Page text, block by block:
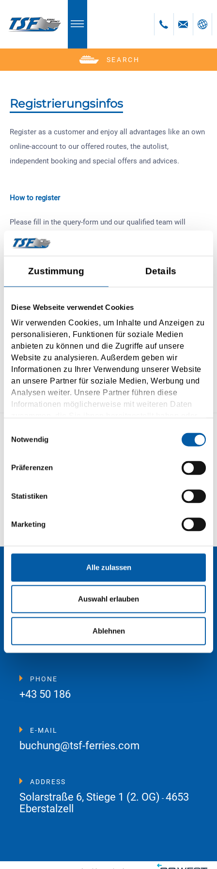
Zustimmung Details
Diese Webseite verwendet Cookies
Wir verwenden Cookies, um Inhalte und Anzeigen zu
personalisieren, Funktionen für soziale Medien
anbieten zu können und die Zugriffe auf unsere
Website zu analysieren. Außerdem geben wir
Informationen zu Ihrer Verwendung unserer Website
an unsere Partner für soziale Medien, Werbung und
Analysen weiter. Unsere Partner führen diese
Informationen möglicherweise mit weiteren Daten
gesammelt haben.
Notwendig
Präferenzen
Statistiken
Marketing
Alle zulassen
Auswahl erlauben
Ablehnen
SEARCH
Registrierungsinfos
Register as a customer and enjoy all advantages like an own
online-account to our offered routes, the autolist,
independent booking and special offers and advices.
How to register
Please fill in the query-form und our qualified team will
contact you immediately to make everything clear and to
offer you the best rout.
Alternative you can contact us
Your TSF-Agency-Team
KONTAKT
BUCHEN
Contact
TSF Ferry Agency
PHONE
+43 50 186
E-MAIL
buchung@tsf-ferries.com
ADDRESS
Solarstraße 6, Stiege 1 (2. OG) - 4653
Eberstalzell